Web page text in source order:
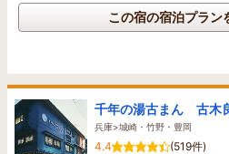
この宿の宿泊プラン
千年の湯古まん 古木
兵庫>城崎・竹野・豊岡
4.4
(519件)